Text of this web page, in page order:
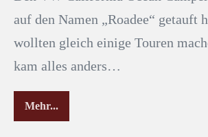
auf den Namen „Roadee“ getauft
wollten gleich einige Touren
kam alles anders…
Mehr...